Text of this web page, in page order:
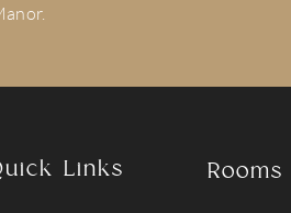
Links Rooms